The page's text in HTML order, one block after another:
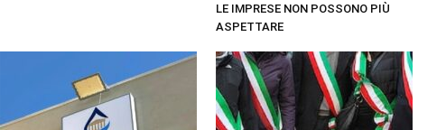
LE IMPRESE NON POSSONO PIÙ
ASPETTARE